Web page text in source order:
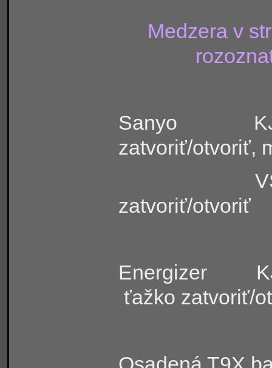
Medzera v
Sanyo
zatvoriť/otvoriť,
zatvoriť/otvoriť
Energizer
ťažko zatvoriť/